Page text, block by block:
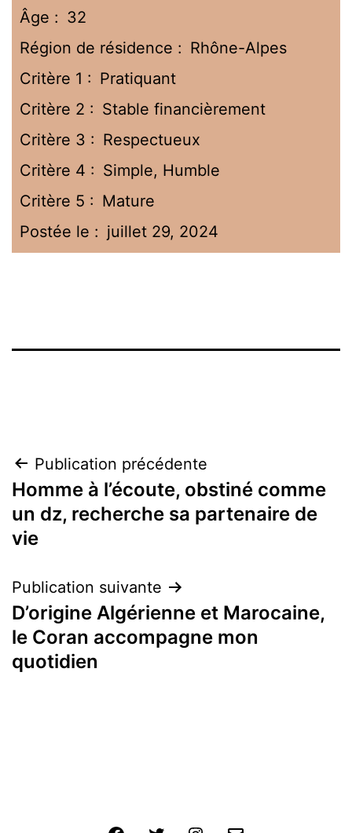
Âge : 32
Région de résidence : Rhône-Alpes
Critère 1 : Pratiquant
Critère 2 : Stable financièrement
Critère 3 : Respectueux
Critère 4 : Simple, Humble
Critère 5 : Mature
Postée le : juillet 29, 2024
Publication précédente
Homme à l’écoute, obstiné comme
un dz, recherche sa partenaire de
vie
Publication suivante
D’origine Algérienne et Marocaine,
le Coran accompagne mon
quotidien